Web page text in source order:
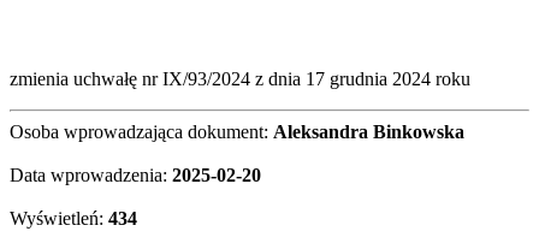
zmienia uchwałę nr IX/93/2024 z dnia 17 grudnia 2024 roku
Osoba wprowadzająca dokument: Aleksandra Binkowska
Data wprowadzenia: 2025-02-20
Wyświetleń: 434